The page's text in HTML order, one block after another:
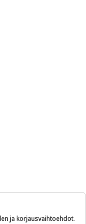
ja korjausvaihtoehdot.